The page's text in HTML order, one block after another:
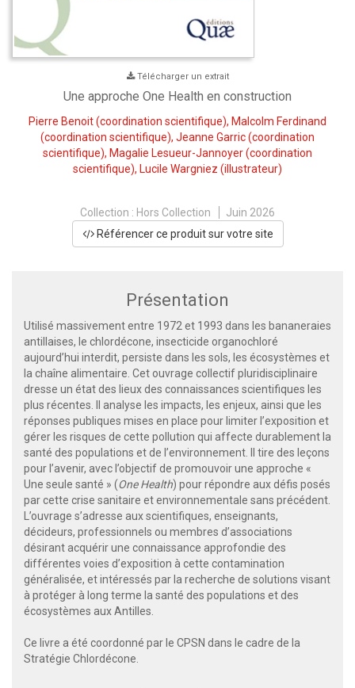
Télécharger un extrait
Une approche One Health en construction
Pierre Benoit(coordination scientifique), Malcolm Ferdinand
(coordination scientifique), Jeanne Garric(coordination
scientifique), Magalie Lesueur-Jannoyer(coordination
scientifique), Lucile Wargniez (illustrateur)
Collection : Hors Collection
Juin 2026
Référencer ce produit sur votre site
Présentation
Utilisé massivement entre 1972 et 1993 dans les bananeraies
antillaises, le chlordécone, insecticide organochloré
aujourd’hui interdit, persiste dans les sols, les écosystèmes et
la chaîne alimentaire. Cet ouvrage collectif pluridisciplinaire
dresse un état des lieux des connaissances scientifiques les
plus récentes. Il analyse les impacts, les enjeux, ainsi que les
réponses publiques mises en place pour limiter l’exposition et
gérer les risques de cette pollution qui affecte durablement la
santé des populations et de l’environnement. Il tire des leçons
pour l’avenir, avec l’objectif de promouvoir une approche «
Une seule santé » (One Health) pour répondre aux défis posés
par cette crise sanitaire et environnementale sans précédent.
L’ouvrage s’adresse aux scientifiques, enseignants,
décideurs, professionnels ou membres d’associations
désirant acquérir une connaissance approfondie des
différentes voies d’exposition à cette contamination
généralisée, et intéressés par la recherche de solutions visant
à protéger à long terme la santé des populations et des
écosystèmes aux Antilles.
Ce livre a été coordonné par le CPSN dans le cadre de la
Stratégie Chlordécone.